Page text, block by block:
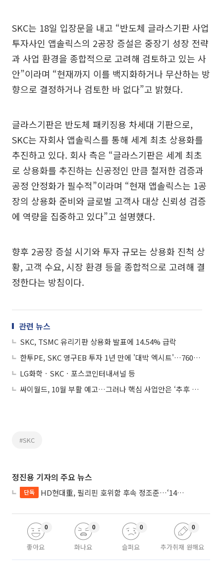
SKC는 18일 입장문을 내고 “반도체 글라스기판 사업
투자사인 앱솔릭스의 2공장 증설은 중장기 성장 전략
과 사업 환경을 종합적으로 고려해 검토하고 있는 사
안”이라며 “현재까지 이를 백지화하거나 무산하는 방
향으로 결정하거나 검토한 바 없다”고 밝혔다.
글라스기판은 반도체 패키징용 차세대 기판으로,
SKC는 자회사 앱솔릭스를 통해 세계 최초 상용화를
추진하고 있다. 회사 측은 “글라스기판은 세계 최초
로 상용화를 추진하는 신공정인 만큼 철저한 검증과
공정 안정화가 필수적”이라며 “현재 앱솔릭스는 1공
장의 상용화 준비와 글로벌 고객사 대상 신뢰성 검증
에 역량을 집중하고 있다”고 설명했다.
향후 2공장 증설 시기와 투자 규모는 상용화 진척 상
황, 고객 수요, 시장 환경 등을 종합적으로 고려해 결
정한다는 방침이다.
관련 뉴스
SKC, TSMC 유리기판 상용화 발표에 14.54% 급락
한투PE, SKC 영구EB 투자 1년 만에 '대박 엑시트'…760억 벌었다
LG화학ㆍSKCㆍ포스코인터내셔널 등
싸이월드, 10월 부활 예고…그러나 핵심 사업안은 ‘추후 공개’
#SKC
정진용 기자의 주요 뉴스
단독 HD현대重, 필리핀 호위함 후속 정조준…‘14척+α’ 싹쓸이 노린다
좋아요
0
화나요
0
슬퍼요
0
추가취재 원해요
0